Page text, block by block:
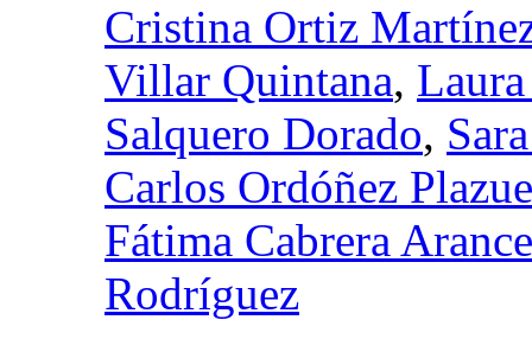
Cristina Ortiz
Villar Quintana,
Salquero Dorado,
Carlos Ordóñez
Fátima Cabrera Arance
Rodríguez